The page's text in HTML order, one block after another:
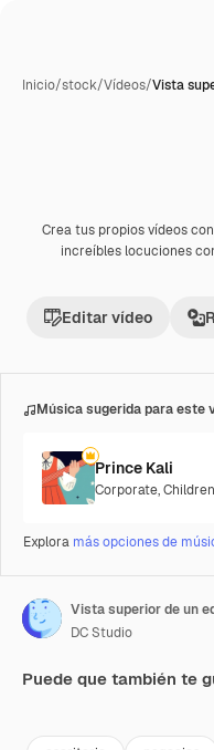
Inicio/stock/Vídeos/Vista
Premium
Crea tus propios vídeos
increíbles locuciones
Editar vídeo
Música sugerida para este
Prince Kali
Corporate,Children
Explora más opciones de
DC Studio
Puede que también te